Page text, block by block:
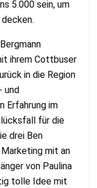
5.000 sein, um
ihrem Cottbuser
in die Region
und
Erfahrung im
für die
drei Ben
mit an
von Paulina
tolle Idee mit